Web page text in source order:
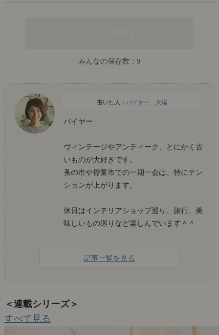
みんなの保存数： 9
バイヤー 大場
バイヤー
ヴィンテージやアンティーク、とにかく古
いものが大好きです。
蚤の市や骨董市での一期一会は、特にテン
ションが上がります。
休日はインテリアショップ巡り、旅行、美
味しいもの巡りなど楽しんでいます＾＾
記事一覧を見る
＜連載シリーズ＞
すべて見る